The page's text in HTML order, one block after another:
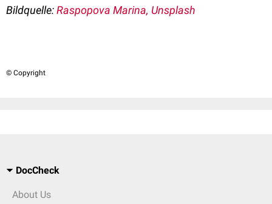
Bildquelle:Raspopova Marina, Unsplash
© Copyright
DocCheck
About Us